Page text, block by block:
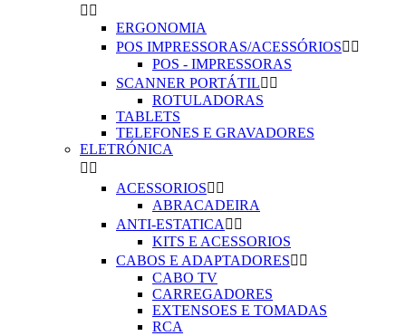
 
ERGONOMIA
POS IMPRESSORAS/ACESSÓRIOS 
POS - IMPRESSORAS
SCANNER PORTÁTIL 
ROTULADORAS
TABLETS
TELEFONES E GRAVADORES
ELETRÓNICA
 
ACESSORIOS 
ABRACADEIRA
ANTI-ESTATICA  
KITS E ACESSORIOS
CABOS E ADAPTADORES 
CABO TV
CARREGADORES
EXTENSOES E TOMADAS
RCA